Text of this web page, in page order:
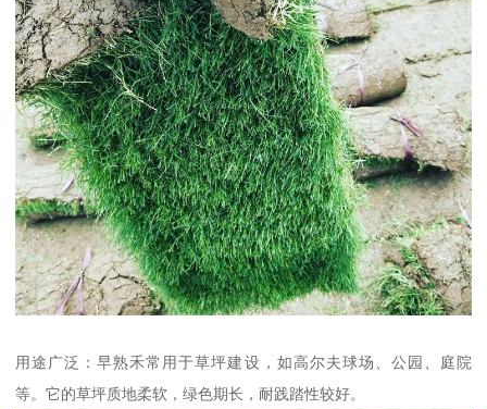
用途广泛：早熟禾常用于草坪建设，如高尔夫球场、公园、庭院
等。它的草坪质地柔软，绿色期长，耐践踏性较好。